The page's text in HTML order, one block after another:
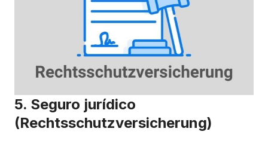
5. Seguro jurídico
(Rechtsschutzversicherung)